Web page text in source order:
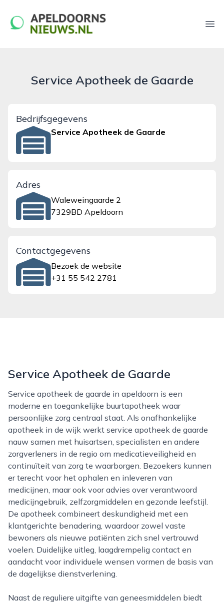
apeldoornsnieuws.nl
Service Apotheek de Gaarde
Bedrijfsgegevens
Service Apotheek de Gaarde
Adres
Waleweingaarde 2
7329BD Apeldoorn
Contactgegevens
Bezoek de website
+31 55 542 2781
Service Apotheek de Gaarde
Service apotheek de gaarde in apeldoorn is een
moderne en toegankelijke buurtapotheek waar
persoonlijke zorg centraal staat. Als onafhankelijke
apotheek in de wijk werkt service apotheek de gaarde
nauw samen met huisartsen, specialisten en andere
zorgverleners in de regio om medicatieveiligheid en
continuïteit van zorg te waarborgen. Bezoekers kunnen
er terecht voor het ophalen en inleveren van
medicijnen, maar ook voor advies over verantwoord
medicijngebruik, zelfzorgmiddelen en gezonde leefstijl.
De apotheek combineert deskundigheid met een
klantgerichte benadering, waardoor zowel vaste
bewoners als nieuwe patiënten zich snel vertrouwd
voelen. Duidelijke uitleg, laagdrempelig contact en
aandacht voor individuele wensen vormen de basis van
de dagelijkse dienstverlening.
Naast de reguliere uitgifte van geneesmiddelen biedt